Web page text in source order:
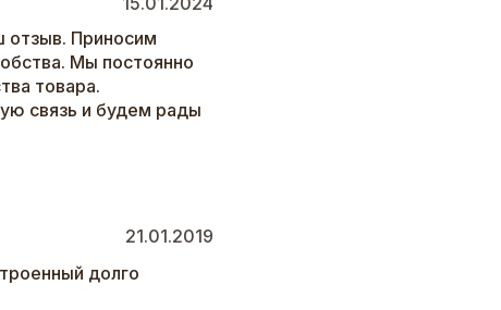
отзыв. Приносим
Мы постоянно
товара.
связь и будем рады
21.01.2019
долго